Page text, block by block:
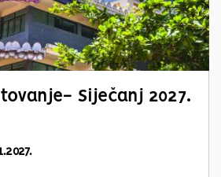
Siječanj 2027.